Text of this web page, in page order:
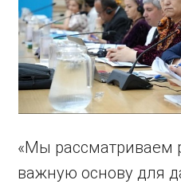
«Мы рассматриваем
важную основу для